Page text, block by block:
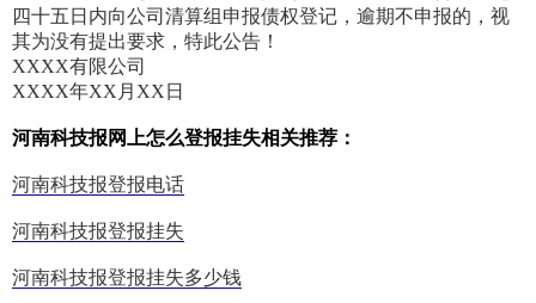
四十五日内向公司清算组申报债权登记，逾期不申报的，视
其为没有提出要求，特此公告！
XXXX有限公司
XXXX年XX月XX日
河南科技报网上怎么登报挂失相关推荐：
河南科技报登报电话
河南科技报登报挂失
河南科技报登报挂失多少钱